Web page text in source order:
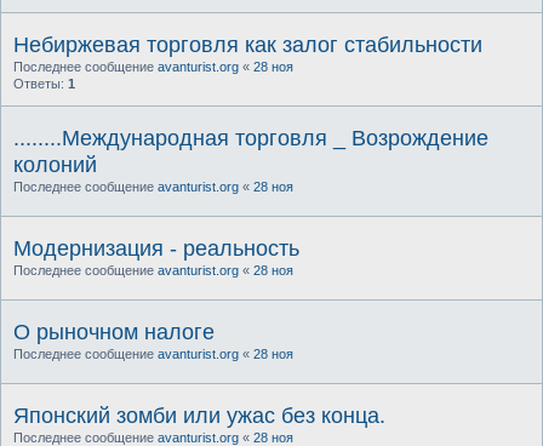
Небиржевая торговля как залог стабильности
Последнее сообщение avanturist.org « 28 ноя
Ответы: 1
........Международная торговля _ Возрождение
колоний
Последнее сообщение avanturist.org « 28 ноя
Модернизация - реальность
Последнее сообщение avanturist.org « 28 ноя
О рыночном налоге
Последнее сообщение avanturist.org « 28 ноя
Японский зомби или ужас без конца.
Последнее сообщение avanturist.org « 28 ноя